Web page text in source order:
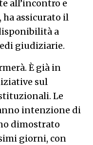
all’incontro e
ha assicurato il
a
giudiziarie.
È già in
sul
Le
intenzione di
dimostrato
giorni, con